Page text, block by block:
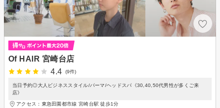
Of HAIR 宮崎台店
4.4
(9件)
当日予約◎大人ビジネススタイル/パーマ/ヘッドスパ《30,40,50代男性が多くご来
店》
アクセス：東急田園都市線 宮崎台駅 徒歩1分